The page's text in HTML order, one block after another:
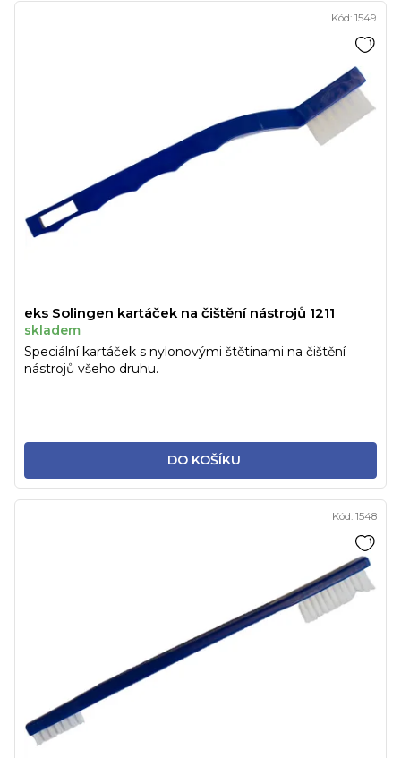
eks Solingen kartáček na čištění nástrojů 1211
skladem
DO KOŠÍKU
Speciální kartáček s nylonovými štětinami na čištění
nástrojů všeho druhu.
Kód: 1549
Kód: 1548